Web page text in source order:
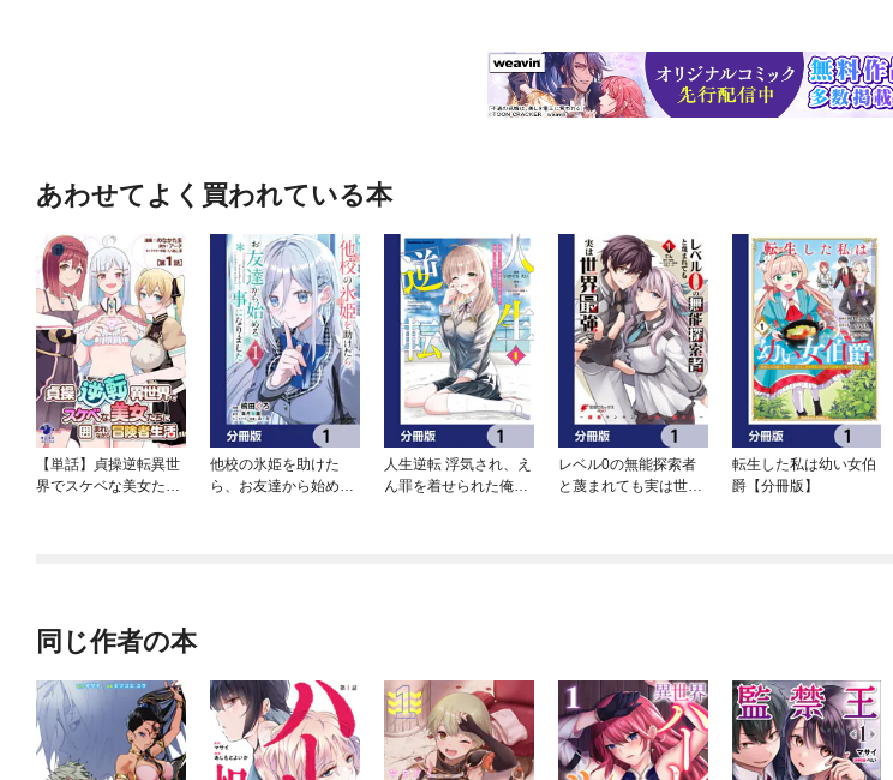
あわせてよく買われている本
【単話】貞操逆転異世
界でスケベな美女たち
他校の氷姫を助けた
ら、お友達から始める
人生逆転 浮気され、え
ん罪を着せられた俺
レベル0の無能探索者
と蔑まれても実は世界
転生した私は幼い女伯
爵【分冊版】
同じ作者の本